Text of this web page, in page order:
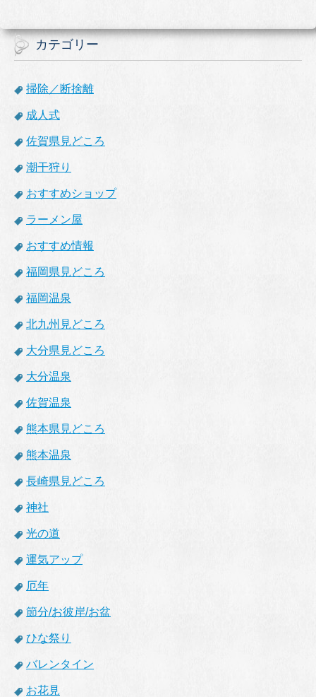
カテゴリー
掃除／断捨離
成人式
佐賀県見どころ
潮干狩り
おすすめショップ
ラーメン屋
おすすめ情報
福岡県見どころ
福岡温泉
北九州見どころ
大分県見どころ
大分温泉
佐賀温泉
熊本県見どころ
熊本温泉
長崎県見どころ
神社
光の道
運気アップ
厄年
節分/お彼岸/お盆
ひな祭り
バレンタイン
お花見